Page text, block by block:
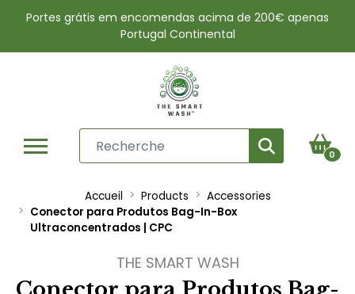
Portes grátis em encomendas acima de 200€ apenas
Portugal Continental
0
Accueil Products
Accessories
Conector para Produtos Bag-In-Box
Ultraconcentrados | CPC
THE SMART WASH